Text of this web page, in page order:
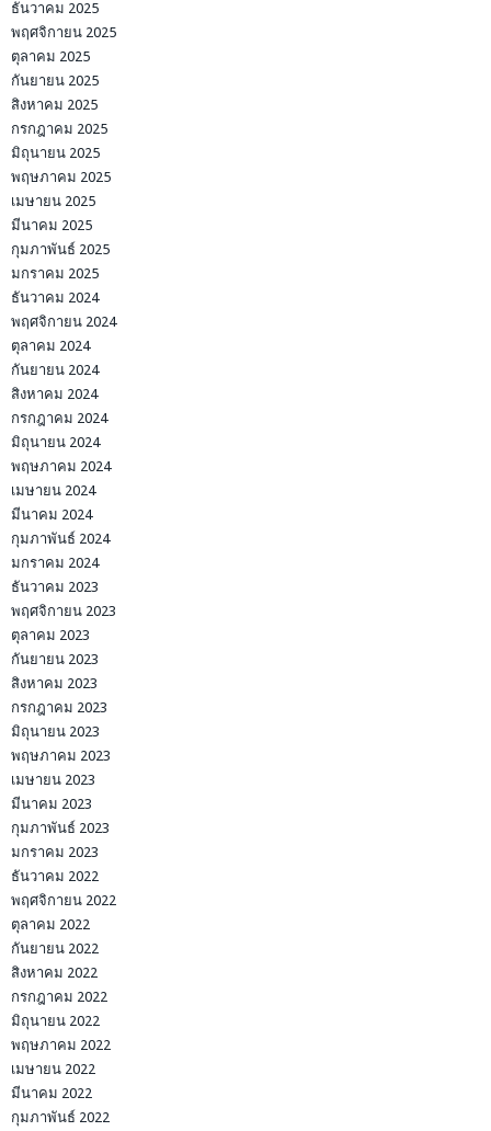
ธันวาคม 2025
พฤศจิกายน 2025
ตุลาคม 2025
กันยายน 2025
สิงหาคม 2025
กรกฎาคม 2025
มิถุนายน 2025
พฤษภาคม 2025
เมษายน 2025
มีนาคม 2025
กุมภาพันธ์ 2025
มกราคม 2025
ธันวาคม 2024
พฤศจิกายน 2024
ตุลาคม 2024
กันยายน 2024
สิงหาคม 2024
กรกฎาคม 2024
มิถุนายน 2024
พฤษภาคม 2024
เมษายน 2024
มีนาคม 2024
กุมภาพันธ์ 2024
มกราคม 2024
ธันวาคม 2023
พฤศจิกายน 2023
ตุลาคม 2023
กันยายน 2023
สิงหาคม 2023
กรกฎาคม 2023
มิถุนายน 2023
พฤษภาคม 2023
เมษายน 2023
มีนาคม 2023
กุมภาพันธ์ 2023
มกราคม 2023
ธันวาคม 2022
พฤศจิกายน 2022
ตุลาคม 2022
กันยายน 2022
สิงหาคม 2022
กรกฎาคม 2022
มิถุนายน 2022
พฤษภาคม 2022
เมษายน 2022
มีนาคม 2022
กุมภาพันธ์ 2022